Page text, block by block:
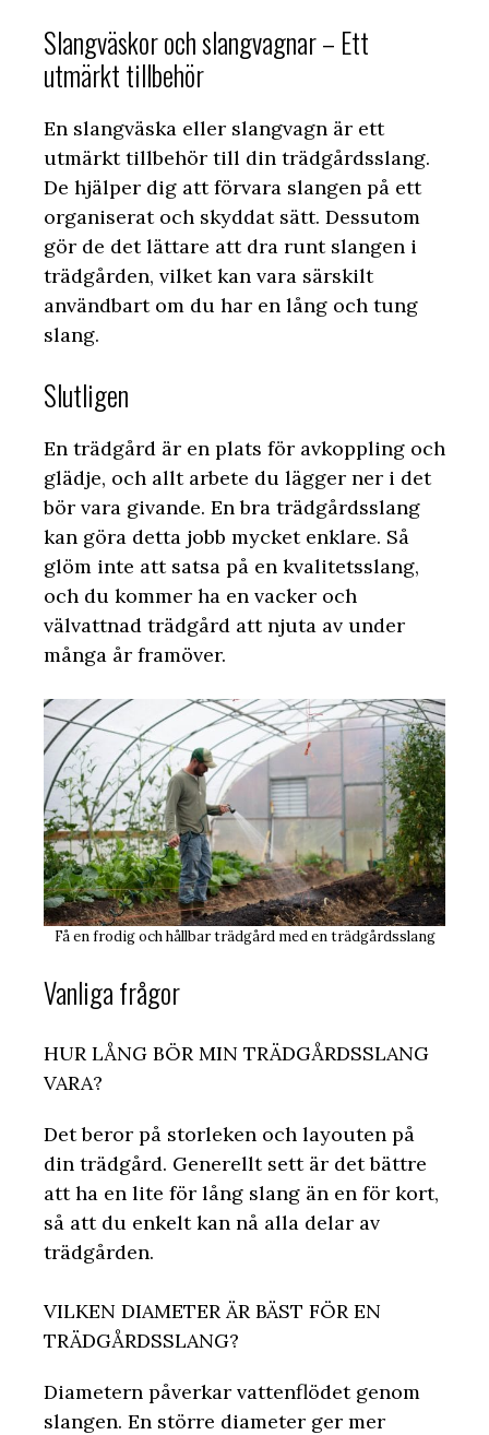
Slangväskor och slangvagnar – Ett
utmärkt tillbehör
En slangväska eller slangvagn är ett
utmärkt tillbehör till din trädgårdsslang.
De hjälper dig att förvara slangen på ett
organiserat och skyddat sätt. Dessutom
gör de det lättare att dra runt slangen i
trädgården, vilket kan vara särskilt
användbart om du har en lång och tung
slang.
Slutligen
En trädgård är en plats för avkoppling och
glädje, och allt arbete du lägger ner i det
bör vara givande. En bra trädgårdsslang
kan göra detta jobb mycket enklare. Så
glöm inte att satsa på en kvalitetsslang,
och du kommer ha en vacker och
välvattnad trädgård att njuta av under
många år framöver.
Få en frodig och hållbar trädgård med en trädgårdsslang
Vanliga frågor
HUR LÅNG BÖR MIN TRÄDGÅRDSSLANG
VARA?
Det beror på storleken och layouten på
din trädgård. Generellt sett är det bättre
att ha en lite för lång slang än en för kort,
så att du enkelt kan nå alla delar av
trädgården.
VILKEN DIAMETER ÄR BÄST FÖR EN
TRÄDGÅRDSSLANG?
Diametern påverkar vattenflödet genom
slangen. En större diameter ger mer